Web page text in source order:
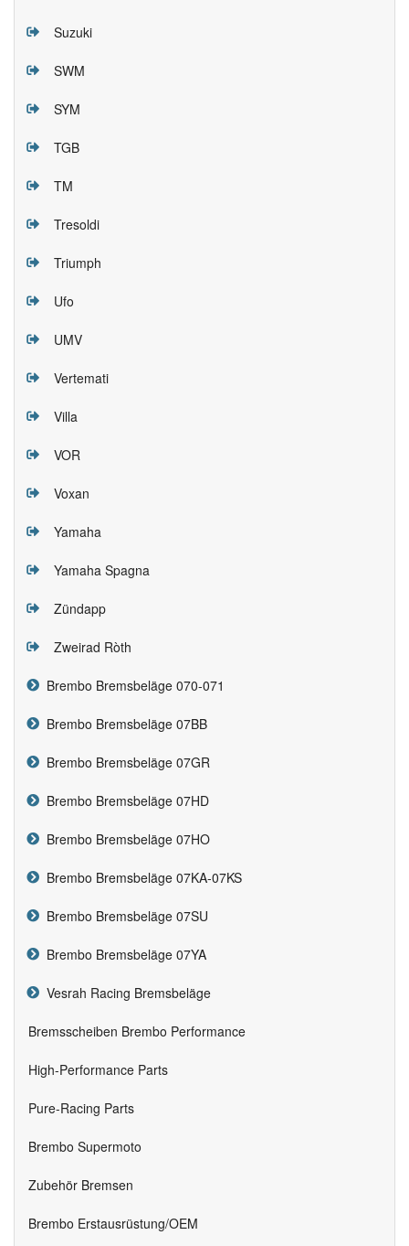
Suzuki
SWM
SYM
TGB
TM
Tresoldi
Triumph
Ufo
UMV
Vertemati
Villa
VOR
Voxan
Yamaha
Yamaha Spagna
Zündapp
Zweirad Ròth
Brembo Bremsbeläge 070-071
Brembo Bremsbeläge 07BB
Brembo Bremsbeläge 07GR
Brembo Bremsbeläge 07HD
Brembo Bremsbeläge 07HO
Brembo Bremsbeläge 07KA-07KS
Brembo Bremsbeläge 07SU
Brembo Bremsbeläge 07YA
Vesrah Racing Bremsbeläge
Bremsscheiben Brembo Performance
High-Performance Parts
Pure-Racing Parts
Brembo Supermoto
Zubehör Bremsen
Brembo Erstausrüstung/OEM